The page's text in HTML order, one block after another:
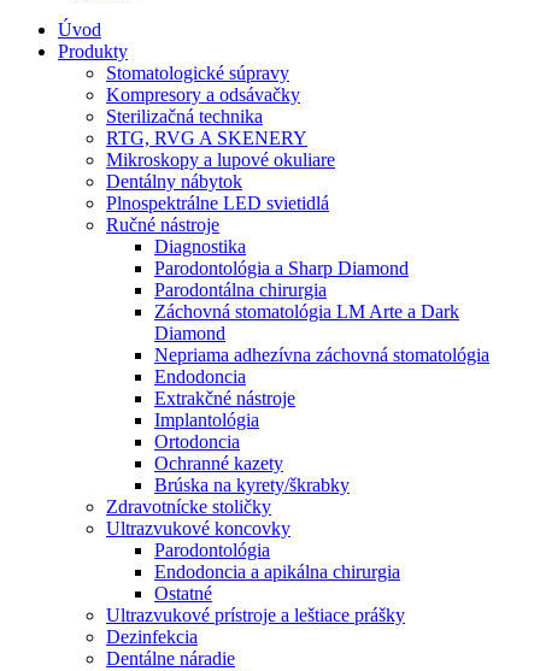
Úvod
Produkty
Stomatologické súpravy
Kompresory a odsávačky
Sterilizačná technika
RTG, RVG A SKENERY
Mikroskopy a lupové okuliare
Dentálny nábytok
Plnospektrálne LED svietidlá
Ručné nástroje
Diagnostika
Parodontológia a Sharp Diamond
Parodontálna chirurgia
Záchovná stomatológia LM Arte a Dark
Diamond
Nepriama adhezívna záchovná stomatológia
Endodoncia
Extrakčné nástroje
Implantológia
Ortodoncia
Ochranné kazety
Brúska na kyrety/škrabky
Zdravotnícke stoličky
Ultrazvukové koncovky
Parodontológia
Endodoncia a apikálna chirurgia
Ostatné
Ultrazvukové prístroje a leštiace prášky
Dezinfekcia
Dentálne náradie